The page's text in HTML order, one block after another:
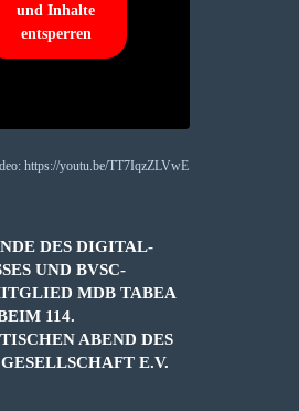
und Inhalte
entsperren
DES DIGITAL-
UND BVSC-
MDB TABEA
114. N
ABEND DES D
E.V.